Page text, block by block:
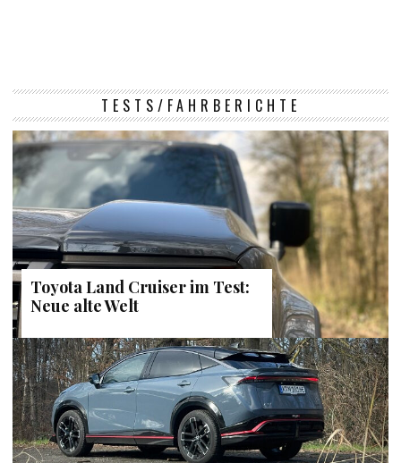
TESTS/FAHRBERICHTE
Toyota Land Cruiser im Test:
Neue alte Welt